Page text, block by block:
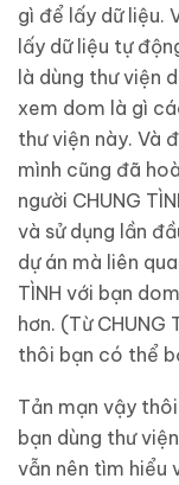
gì để lấy dữ liệu.
lấy dữ liệu tự
là dùng thư viện
xem dom là gì
thư viện này. Và
mình cũng đã
người CHUNG
và sử dụng lần
dự án mà liên
TÌNH với bạn
hơn. (Từ CHUNG
thôi bạn có thể
Tản mạn vậy
bạn dùng thư
vẫn nên tìm hiểu